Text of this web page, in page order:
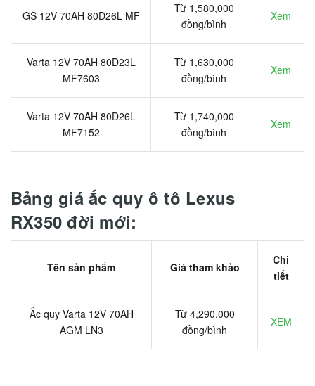
GS 12V 70AH 80D26L MF
Từ 1,580,000
đồng/bình
Xem
Varta 12V 70AH 80D23L
MF7603
Từ 1,630,000
đồng/bình
Xem
Varta 12V 70AH 80D26L
MF7152
Từ 1,740,000
đồng/bình
Xem
Bảng giá ắc quy ô tô Lexus
RX350 đời mới:
Tên sản phẩm Giá tham khảo
Chi
tiết
Ắc quy Varta 12V 70AH
AGM LN3
Từ 4,290,000
đồng/bình
XEM